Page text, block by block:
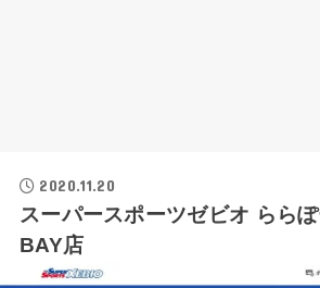
2020.11.20
スーパースポーツゼビオ らら
BAY店